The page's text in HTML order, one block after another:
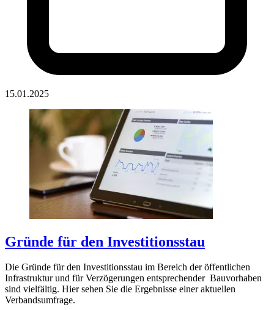
15.01.2025
Gründe für den Investitionsstau
Die Gründe für den Investitionsstau im Bereich der öffentlichen
Infrastruktur und für Verzögerungen entsprechender Bauvorhaben
sind vielfältig. Hier sehen Sie die Ergebnisse einer aktuellen
Verbandsumfrage.